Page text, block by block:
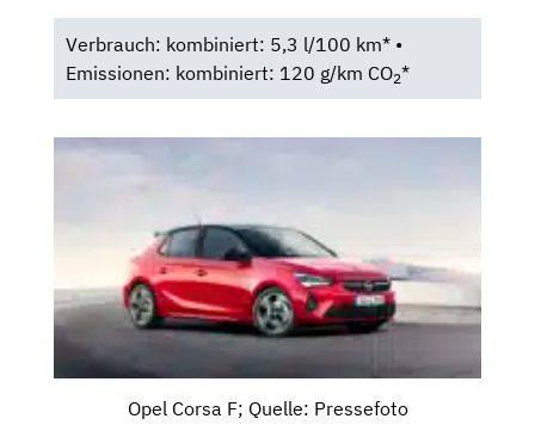
Verbrauch: kombiniert: 5,3 l/100 km* •
Emissionen: kombiniert: 120 g/km CO2*
Opel Corsa F; Quelle: Pressefoto